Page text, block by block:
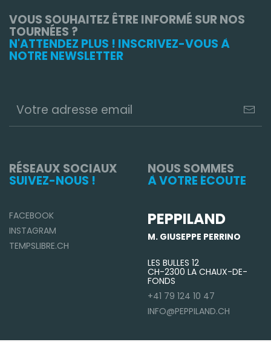
VOUS SOUHAITEZ ÊTRE INFORMÉ SUR NOS
TOURNÉES ?
N'ATTENDEZ PLUS ! INSCRIVEZ-VOUS À
NOTRE NEWSLETTER
RÉSEAUX SOCIAUX
SUIVEZ-NOUS !
FACEBOOK
INSTAGRAM
TEMPSLIBRE.CH
NOUS SOMMES
À VOTRE ÉCOUTE
PEPPILAND
M. GIUSEPPE PERRINO
LES BULLES 12
CH-2300 LA CHAUX-DE-
FONDS
+41 79 124 10 47
INFO@PEPPILAND.CH